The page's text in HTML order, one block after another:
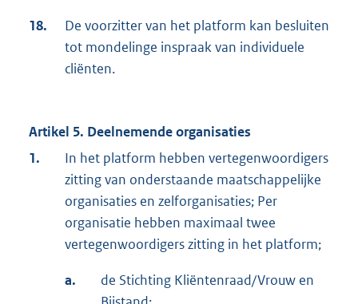
18.
De voorzitter van het platform kan besluiten
tot mondelinge inspraak van individuele
cliënten.
Artikel 5. Deelnemende organisaties
1.
In het platform hebben vertegenwoordigers
zitting van onderstaande maatschappelijke
organisaties en zelforganisaties; Per
organisatie hebben maximaal twee
vertegenwoordigers zitting in het platform;
a.
de Stichting Kliëntenraad/Vrouw en